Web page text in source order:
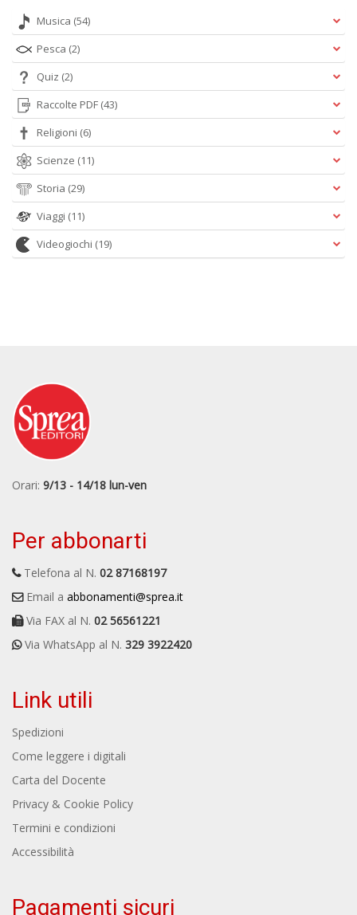
Musica (54)
Pesca (2)
Quiz (2)
Raccolte PDF (43)
Religioni (6)
Scienze (11)
Storia (29)
Viaggi (11)
Videogiochi (19)
Orari: 9/13 - 14/18 lun-ven
Per abbonarti
Telefona al N. 02 87168197
Email a abbonamenti@sprea.it
Via FAX al N. 02 56561221
Via WhatsApp al N. 329 3922420
Link utili
Spedizioni
Come leggere i digitali
Carta del Docente
Privacy & Cookie Policy
Termini e condizioni
Accessibilità
Pagamenti sicuri